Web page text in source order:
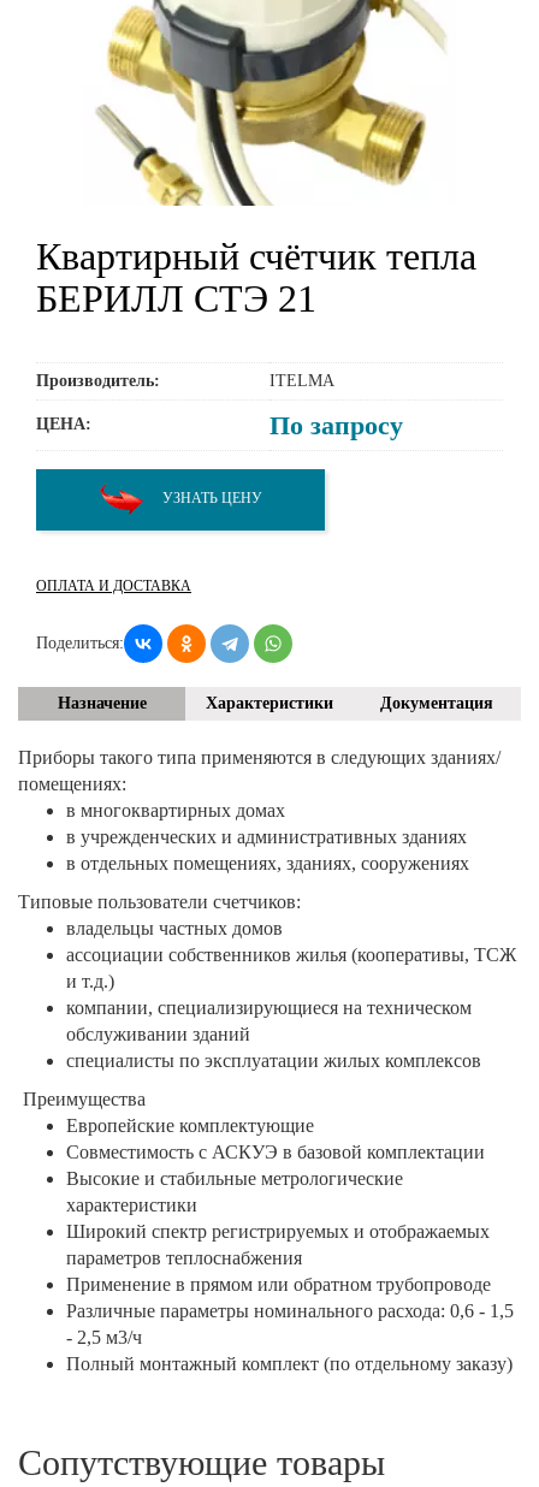
Квартирный счётчик тепла
БЕРИЛЛ СТЭ 21
Производитель: ITELMA
ЦЕНА: По запросу
УЗНАТЬ ЦЕНУ
ОПЛАТА И ДОСТАВКА
Поделиться:
Назначение Характеристики Документация
Приборы такого типа применяются в следующих зданиях/
помещениях:
в многоквартирных домах
в учрежденческих и административных зданиях
в отдельных помещениях, зданиях, сооружениях
Типовые пользователи счетчиков:
владельцы частных домов
ассоциации собственников жилья (кооперативы, ТСЖ
и т.д.)
компании, специализирующиеся на техническом
обслуживании зданий
специалисты по эксплуатации жилых комплексов
Преимущества
Европейские комплектующие
Совместимость с АСКУЭ в базовой комплектации
Высокие и стабильные метрологические
характеристики
Широкий спектр регистрируемых и отображаемых
параметров теплоснабжения
Применение в прямом или обратном трубопроводе
Различные параметры номинального расхода: 0,6 - 1,5
- 2,5 м3/ч
Полный монтажный комплект (по отдельному заказу)
Сопутствующие товары